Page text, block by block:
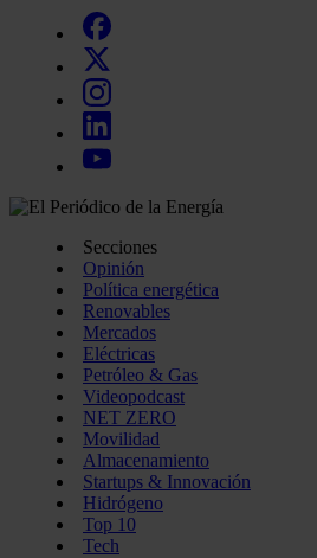
Secciones
Opinión
Política energética
Renovables
Mercados
Eléctricas
Petróleo & Gas
Videopodcast
NET ZERO
Movilidad
Almacenamiento
Startups & Innovación
Hidrógeno
Top 10
Tech